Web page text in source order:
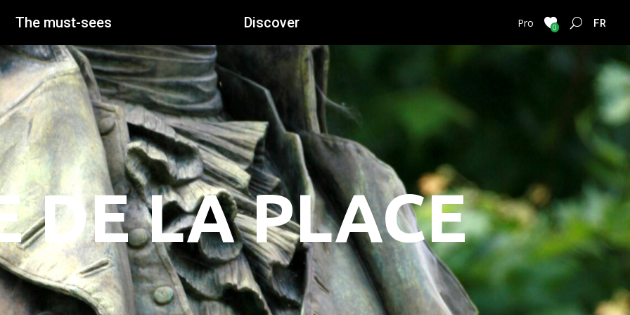
The must-sees Discover Pro 0
DE LA PLACE